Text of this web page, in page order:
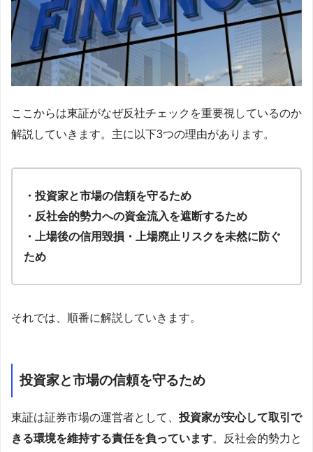
ここからは東証がなぜ反社チェックを重要視しているのか
解説していきます。主に以下3つの理由があります。
・投資家と市場の信頼を守るため
・反社会的勢力への資金流入を遮断するため
・上場後の信用毀損・上場廃止リスクを未然に防ぐ
ため
それでは、順番に解説していきます。
投資家と市場の信頼を守るため
東証は証券市場の運営者として、 投資家が安心して取引で
きる環境を維持する責任を負っています。反社会的勢力と